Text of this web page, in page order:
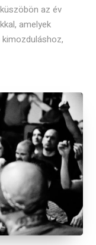
az év
amelyek